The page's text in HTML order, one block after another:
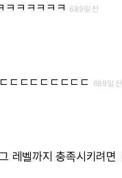
ㅋㅋㅋㅋㅋㅋ 689일 전
ㄷㄷㄷㄷㄷㄷㄷㄷ 689일 전
레벨까지 충족시키려면